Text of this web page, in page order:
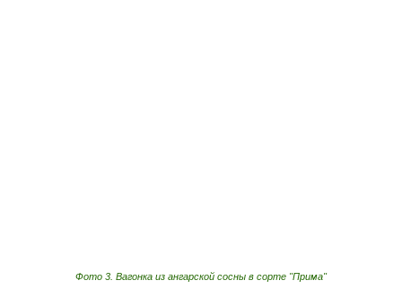
Фото 3. Вагонка из ангарской сосны в сорте "Прима"